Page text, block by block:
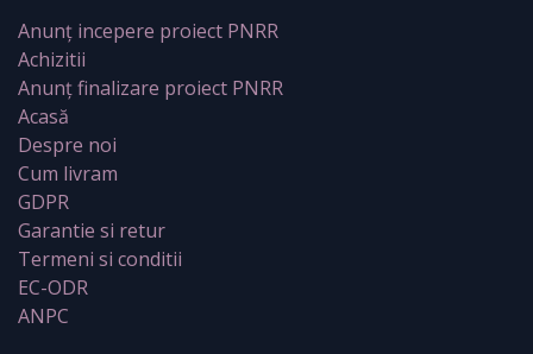
Anunț incepere proiect PNRR
Achizitii
Anunț finalizare proiect PNRR
Acasă
Despre noi
Cum livram
GDPR
Garantie si retur
Termeni si conditii
EC-ODR
ANPC